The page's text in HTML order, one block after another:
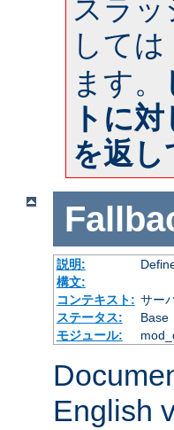
スラ
しては
ます。
トに
を返し
説明:
構文:
コンテキスト: サー
ステータス:
Base
モジュール:
English